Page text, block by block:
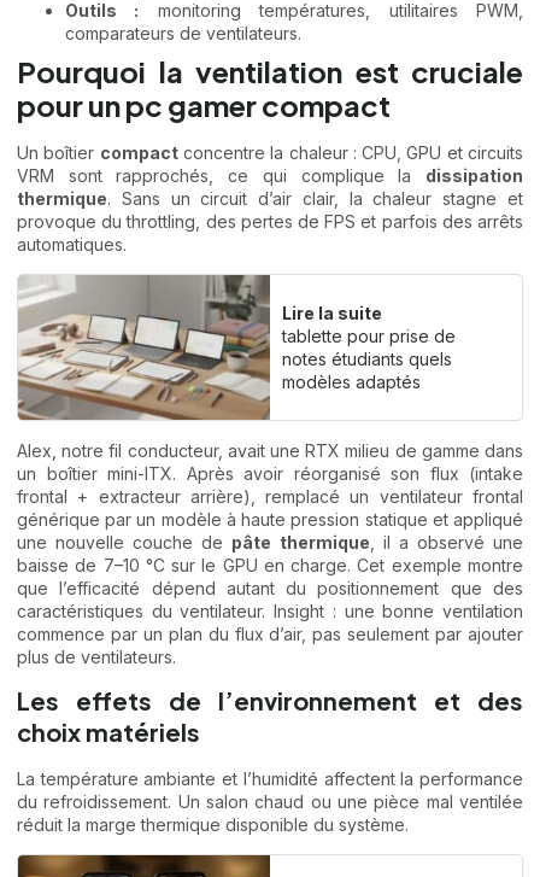
Outils : monitoring températures, utilitaires PWM,
comparateurs de ventilateurs.
Pourquoi la ventilation est cruciale
pour un pc gamer compact
Un boîtier compactconcentre la chaleur : CPU, GPU et circuits
VRM sont rapprochés, ce qui complique la dissipation
thermique. Sans un circuit d’air clair, la chaleur stagne et
provoque du throttling, des pertes de FPS et parfois des arrêts
automatiques.
Lire la suite
tablette pour prise de
notes étudiants quels
modèles adaptés
Alex, notre fil conducteur, avait une RTX milieu de gamme dans
un boîtier mini-ITX. Après avoir réorganisé son flux (intake
frontal + extracteur arrière), remplacé un ventilateur frontal
générique par un modèle à haute pression statique et appliqué
une nouvelle couche de pâte thermique , il a observé une
baisse de 7–10 °C sur le GPU en charge. Cet exemple montre
que l’efficacité dépend autant du positionnement que des
caractéristiques du ventilateur. Insight : une bonne ventilation
commence par un plan du flux d’air, pas seulement par ajouter
plus de ventilateurs.
Les effets de l’environnement et des
choix matériels
La température ambiante et l’humidité affectent la performance
du refroidissement. Un salon chaud ou une pièce mal ventilée
réduit la marge thermique disponible du système.